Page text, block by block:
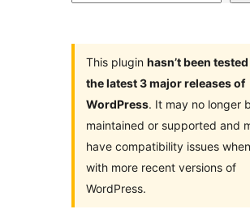
This plugin hasn’t been
the latest 3 major releases of
WordPress. It may no longer
maintained or supported and
have compatibility issues
with more recent versions of
WordPress.